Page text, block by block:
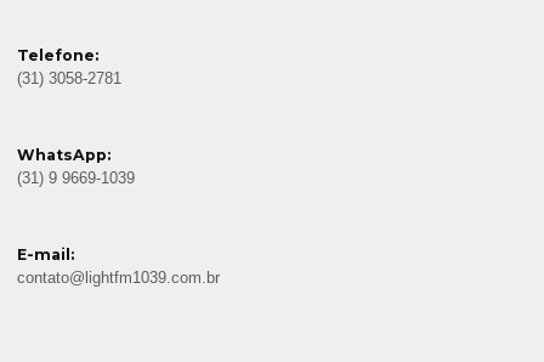
Telefone:
(31) 3058-2781
WhatsApp:
(31) 9 9669-1039
E-mail:
contato@lightfm1039.com.br